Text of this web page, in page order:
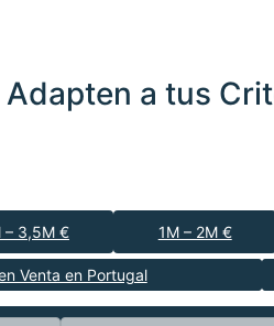
Adapten a tus
– 3,5M € 1M – 2M €
Venta en Portugal